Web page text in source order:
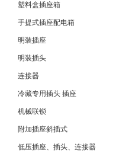
塑料盒插座箱
手提式插座配电箱
明装插座
明装插头
连接器
冷藏专用插头 插座
机械联锁
附加插座斜插式
低压插座、插头、连接器